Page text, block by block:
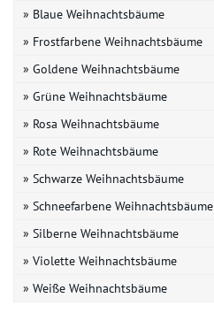
» Blaue Weihnachtsbäume
» Frostfarbene Weihnachtsbäume
» Goldene Weihnachtsbäume
» Grüne Weihnachtsbäume
» Rosa Weihnachtsbäume
» Rote Weihnachtsbäume
» Schwarze Weihnachtsbäume
» Schneefarbene Weihnachtsbäume
» Silberne Weihnachtsbäume
» Violette Weihnachtsbäume
» Weiße Weihnachtsbäume